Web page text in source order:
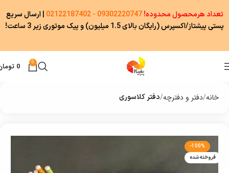
0
0
خانه دفتر و دفترچه دفتر کلاسوری
-100%
فروخته شده
تعداد هرمحصول محدوده!09302220747 - 02122187402
|ارسال سریع
پستی پیشتاز/اکسپرس (رایگان بالای 1.5 میلیون) و پیک موتوری زیر 3 ساعت!